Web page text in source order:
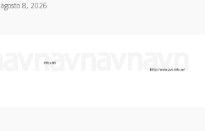
agosto 8, 2026